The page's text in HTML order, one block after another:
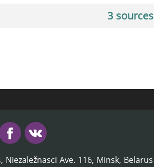
3 sources
Niezaležnasci Ave. 116, Minsk, Belarus